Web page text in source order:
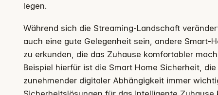
legen.
Während sich die Streaming-Landschaft
auch eine gute Gelegenheit sein, andere Smart-
zu erkunden, die das Zuhause komfortabler
Beispiel hierfür ist die Smart Home Sicherheit,
zunehmender digitaler Abhängigkeit immer